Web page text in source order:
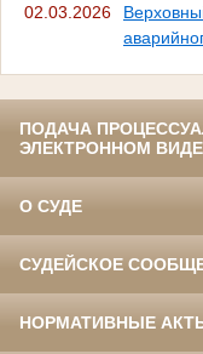
02.03.2026
ПОДАЧА
ЭЛЕКТРОННОМ ВИДЕ
О СУДЕ
СУДЕЙСКОЕ
НОРМАТИВНЫЕ